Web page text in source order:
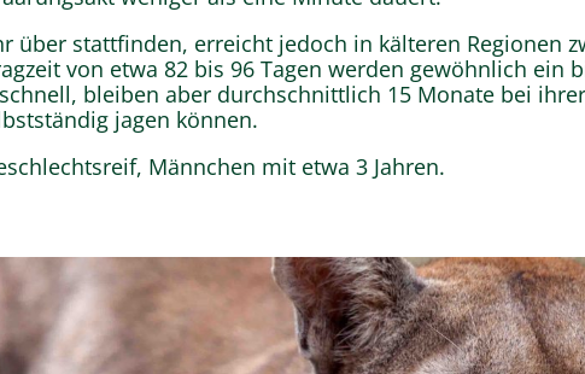
über stattfinden, erreicht jedoch in kälteren Regionen
von etwa 82 bis 96 Tagen werden gewöhnlich ein
bleiben aber durchschnittlich 15 Monate bei
jagen können.
Männchen mit etwa 3 Jahren.